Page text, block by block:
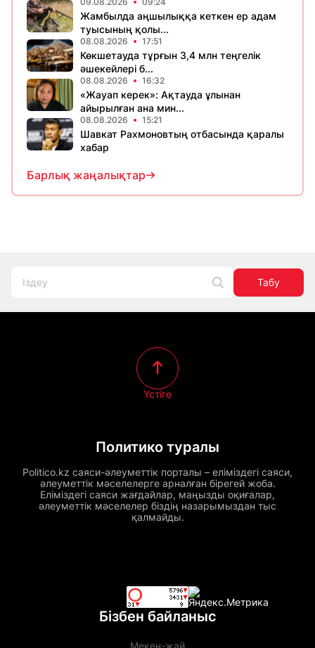
Жамбылда аңшылыққа кеткен ер адам
туысының қолы...
08.08.2026 17:51
Көкшетауда тұрғын 3,4 млн теңгелік
әшекейлері б...
08.08.2026 16:32
«Жауап керек»: Ақтауда ұлынан
айырылған ана мин...
08.08.2026 15:21
Шавкат Рахмоновтың отбасында қаралы
хабар
Барлық жаңалықтар
Табу
Политико туралы
Politico.kz саяси-әлеуметтік порталы – еліміздегі саяси,
әлеуметтік мәселелерге арналған бірегей жоба.
Еліміздегі саяси жағдайлар, маңызды оқиғалар,
әлеуметтік мәселелер біздің назарымыздан тыс
қалмайды.
Үстіге
Бізбен байланыс
Мекен-жай